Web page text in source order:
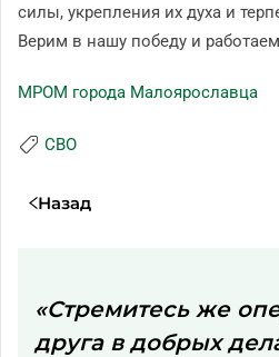
силы, укрепления их духа и
Верим в нашу победу и
МРОМ города Малоярославца
СВО
Назад
«Стремитесь же
друга в добрых